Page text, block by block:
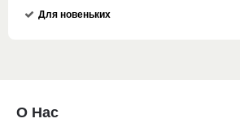
Для новеньких
О Нас